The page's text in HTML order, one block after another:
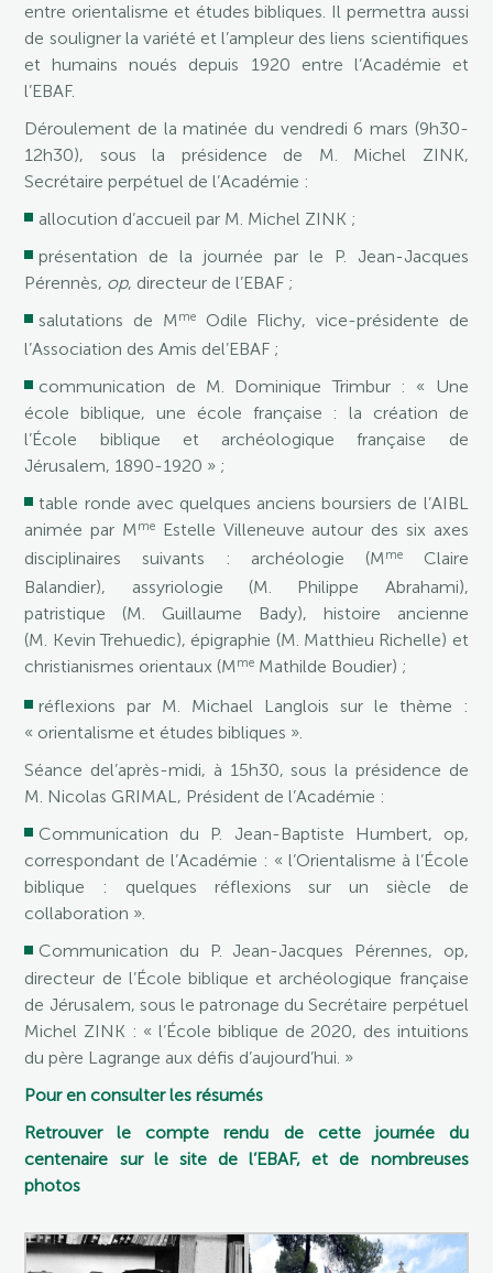
entre orientalisme et études bibliques. Il permettra aussi
de souligner la variété et l’ampleur des liens scientifiques
et humains noués depuis 1920 entre l’Académie et
l’EBAF.
Déroulement de la matinée du vendredi 6 mars (9h30-
12h30), sous la présidence de M. Michel ZINK,
Secrétaire perpétuel de l’Académie :
allocution d’accueil par M. Michel ZINK ;
présentation de la journée par le P. Jean-Jacques
Pérennès, op, directeur de l’EBAF ;
salutations de MmeOdile Flichy, vice-présidente de
l’Association des Amis del’EBAF ;
communication de M. Dominique Trimbur : « Une
école biblique, une école française : la création de
l’École biblique et archéologique française de
Jérusalem, 1890-1920 » ;
table ronde avec quelques anciens boursiers de l’AIBL
animée par MmeEstelle Villeneuve autour des six axes
disciplinaires suivants : archéologie (MmeClaire
Balandier), assyriologie (M. Philippe Abrahami),
patristique (M. Guillaume Bady), histoire ancienne
(M. Kevin Trehuedic), épigraphie (M. Matthieu Richelle) et
christianismes orientaux (Mme Mathilde Boudier) ;
réflexions par M. Michael Langlois sur le thème :
« orientalisme et études bibliques ».
Séance del’après-midi, à 15h30, sous la présidence de
M. Nicolas GRIMAL, Président de l’Académie :
Communication du P. Jean-Baptiste Humbert, op,
correspondant de l’Académie : « l’Orientalisme à l’École
biblique : quelques réflexions sur un siècle de
collaboration ».
Communication du P. Jean-Jacques Pérennes, op,
directeur de l’École biblique et archéologique française
de Jérusalem, sous le patronage du Secrétaire perpétuel
Michel ZINK : « l’École biblique de 2020, des intuitions
du père Lagrange aux défis d’aujourd’hui. »
Pour en consulter les résumés
Retrouver le compte rendu de cette journée du
centenaire sur le site de l’EBAF, et de nombreuses
photos